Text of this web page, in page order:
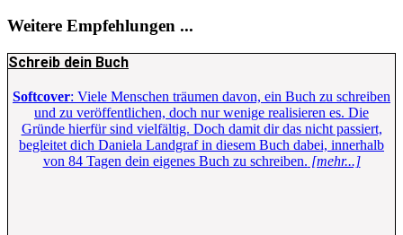
Weitere Empfehlungen ...
Schreib dein Buch
Softcover: Viele Menschen träumen davon, ein Buch zu schreiben
und zu veröffentlichen, doch nur wenige realisieren es. Die
Gründe hierfür sind vielfältig. Doch damit dir das nicht passiert,
begleitet dich Daniela Landgraf in diesem Buch dabei, innerhalb
von 84 Tagen dein eigenes Buch zu schreiben. [mehr...]